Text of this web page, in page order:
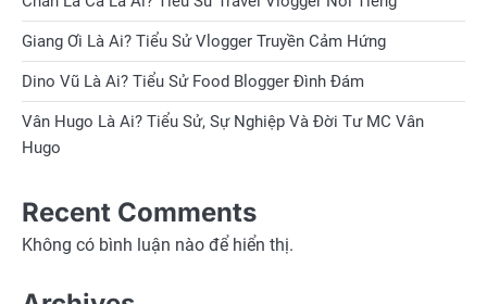
Giang Ơi Là Ai? Tiểu Sử Vlogger Truyền Cảm Hứng
Dino Vũ Là Ai? Tiểu Sử Food Blogger Đình Đám
Vân Hugo Là Ai? Tiểu Sử, Sự Nghiệp Và Đời Tư MC Vân
Hugo
Recent Comments
Không có bình luận nào để hiển thị.